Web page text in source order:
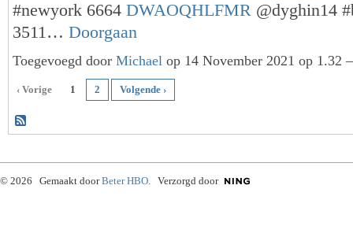
#newyork 6664 DWAOQHLFMR @dyghin14
3511… Doorgaan
Toegevoegd door Michael op 14 November 2021 op 1.32
‹ Vorige 1 2 Volgende ›
© 2026 Gemaakt doorBeter HBO. Verzorgd door